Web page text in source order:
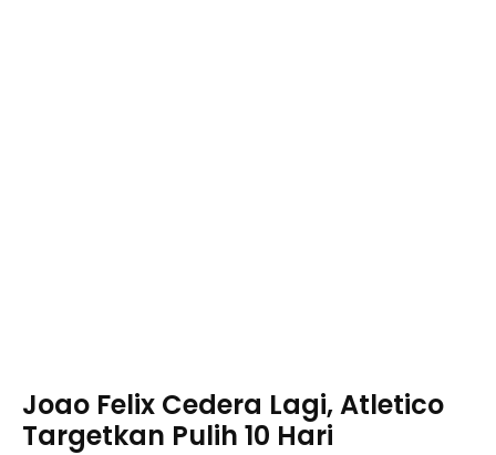
Joao Felix Cedera Lagi, Atletico
Targetkan Pulih 10 Hari